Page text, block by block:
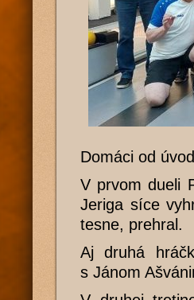
Domáci od
V prvom dueli
Jeriga síce
tesne, prehral.
Aj druhá
s Jánom